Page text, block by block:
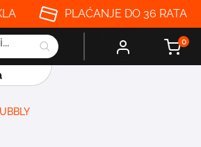
PLAĆANJE DO 36 RATA
0